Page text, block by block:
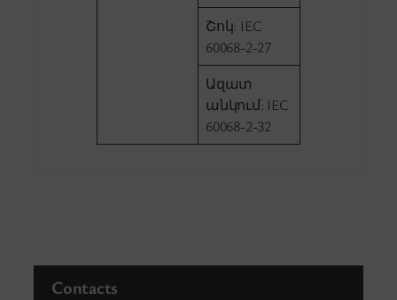
Շոկ: IEC
60068-2-27
Ազատ
անկում: IEC
60068-2-32
Contacts